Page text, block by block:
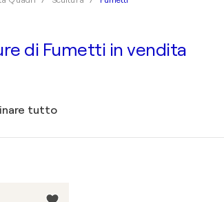
di Fumetti in vendita
tutto